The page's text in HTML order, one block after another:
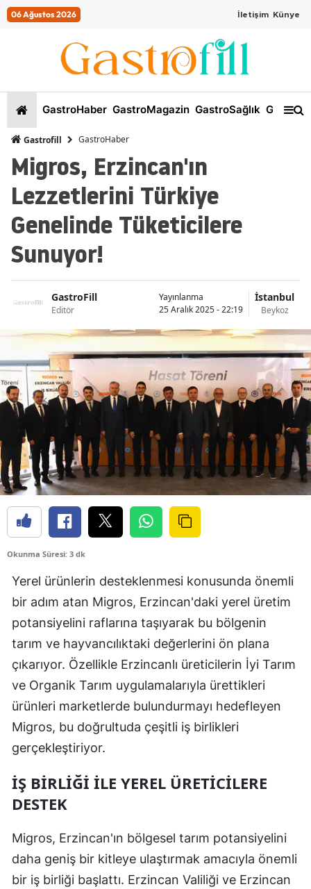
06 Ağustos 2026 İletişim Künye
GastroHaber GastroMagazin GastroSağlık
Gastrofill GastroHaber
Migros, Erzincan'ın
Lezzetlerini Türkiye
Genelinde Tüketicilere
Sunuyor!
GastroFill
Editör
Yayınlanma
25 Aralık 2025 - 22:19
İstanbul
Beykoz
Okunma Süresi: 3 dk
Yerel ürünlerin desteklenmesi konusunda önemli
bir adım atan Migros, Erzincan'daki yerel üretim
potansiyelini raflarına taşıyarak bu bölgenin
tarım ve hayvancılıktaki değerlerini ön plana
çıkarıyor. Özellikle Erzincanlı üreticilerin İyi Tarım
ve Organik Tarım uygulamalarıyla ürettikleri
ürünleri marketlerde bulundurmayı hedefleyen
Migros, bu doğrultuda çeşitli iş birlikleri
gerçekleştiriyor.
İŞ BIRLIĞI ILE YEREL ÜRETICILERE
DESTEK
Migros, Erzincan'ın bölgesel tarım potansiyelini
daha geniş bir kitleye ulaştırmak amacıyla önemli
bir iş birliği başlattı. Erzincan Valiliği ve Erzincan